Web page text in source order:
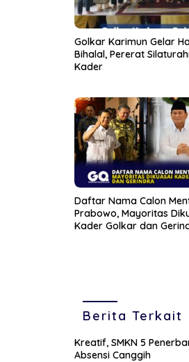
Golkar Karimun Gelar
Bihalal, Pererat
Kader
Daftar Nama Calon
Prabowo, Mayoritas
Kader Golkar dan
Berita Terkait
Kreatif, SMKN 5
Absensi Canggih